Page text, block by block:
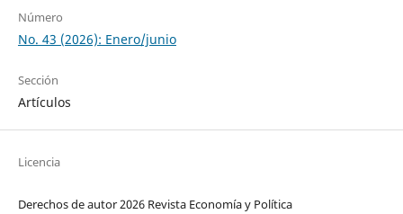
Número
No. 43 (2026): Enero/junio
Sección
Artículos
Licencia
Derechos de autor 2026 Revista Economía y Política